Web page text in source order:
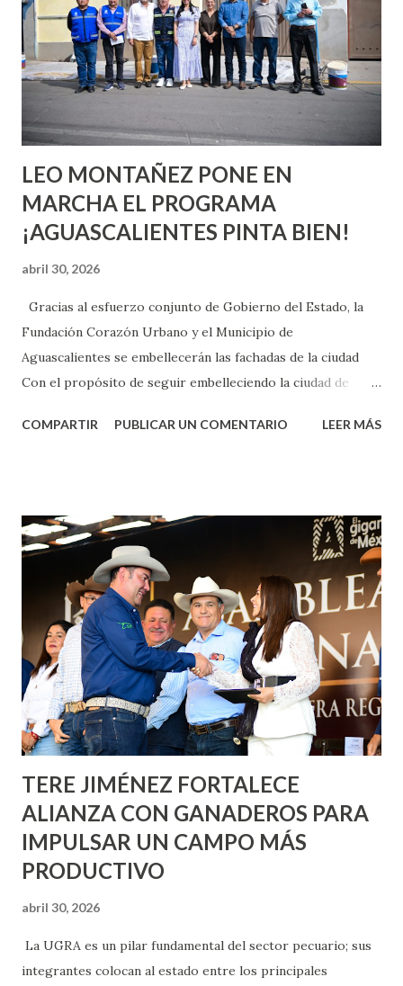
chica y aún no has tenido relaciones sexuales, tal vez
pienses que el sexo será increíble y no puedas esperar para
experimentarlo, pero como cualquier persona con
experiencia te dirá, siempre es mejor cuando ambas partes
son suficientemen...
LEO MONTAÑEZ PONE EN
MARCHA EL PROGRAMA
¡AGUASCALIENTES PINTA BIEN!
abril 30, 2026
Gracias al esfuerzo conjunto de Gobierno del Estado, la
Fundación Corazón Urbano y el Municipio de
Aguascalientes se embellecerán las fachadas de la ciudad
Con el propósito de seguir embelleciendo la ciudad de
municipal, Leo Montañez dio inicio al programa
Corazón Urbano y el Municipio capital. Leo Montañez
informó que en este programa se usarán cerca de 90 mil
metros cuadrados de pintura, para dar inicio en la calle
Nieto, entre Jesús F. Elizondo y la calle 22 de Octubre, con
lo que se aplicará pintura en 66 casas. Posteriormente se
llevará este programa a Villas de Nuestra Señora de la
Asunción, Avenida Alameda y Decreto 27 de Septiembre, en
los edificios FOVISSSTE Ojo de Agua, en la comunidad
Norias de Paso Hondo y en los edificios de...
COMPARTIR PUBLICAR UN COMENTARIO LEER MÁS
TERE JIMÉNEZ FORTALECE
ALIANZA CON GANADEROS PARA
IMPULSAR UN CAMPO MÁS
PRODUCTIVO
abril 30, 2026
La UGRA es un pilar fundamental del sector pecuario; sus
integrantes colocan al estado entre los principales